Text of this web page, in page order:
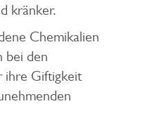
kränker.
Chemikalien
bei den
ihre Giftigkeit